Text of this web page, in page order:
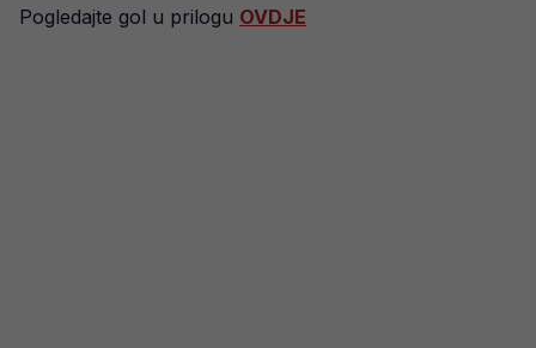
Pogledajte gol u prilogu OVDJE